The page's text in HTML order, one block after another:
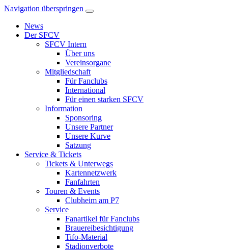
Navigation überspringen
News
Der SFCV
SFCV Intern
Über uns
Vereinsorgane
Mitgliedschaft
Für Fanclubs
International
Für einen starken SFCV
Information
Sponsoring
Unsere Partner
Unsere Kurve
Satzung
Service & Tickets
Tickets & Unterwegs
Kartennetzwerk
Fanfahrten
Touren & Events
Clubheim am P7
Service
Fanartikel für Fanclubs
Brauereibesichtigung
Tifo-Material
Stadionverbote